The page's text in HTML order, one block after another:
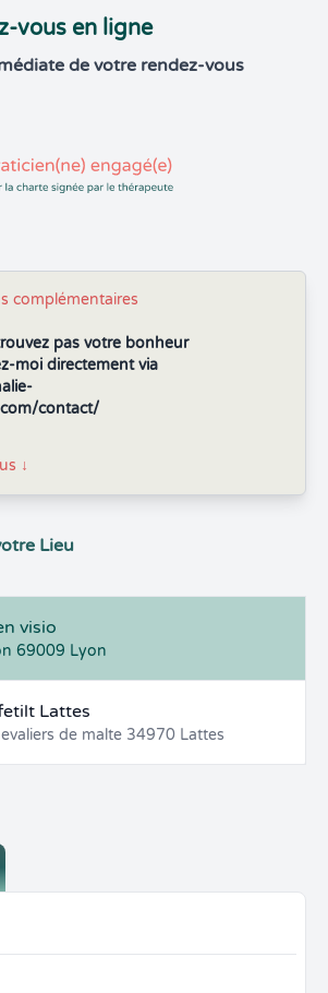
vous en ligne
de votre rendez-vous
complémentaires
pas votre bonheur
moi directement via
contact/
↓
Lieu
visio
69009 Lyon
Lattes
de malte 34970 Lattes